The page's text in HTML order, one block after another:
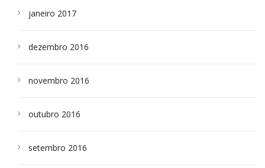
janeiro 2017
dezembro 2016
novembro 2016
outubro 2016
setembro 2016